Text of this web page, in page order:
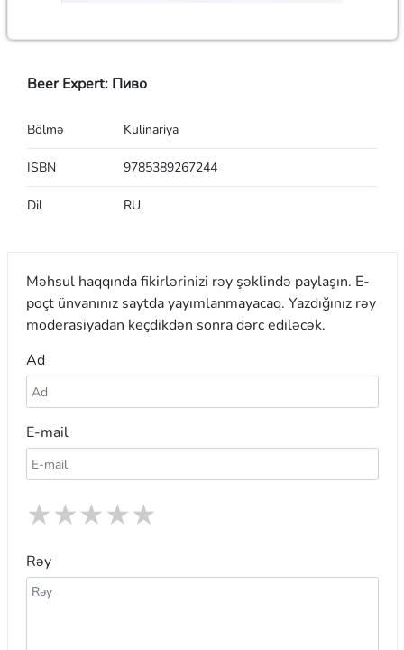
Beer Expert: Пиво
Bölmə Kulinariya
ISBN 9785389267244
Dil RU
Məhsul haqqında fikirlərinizi rəy şəklində paylaşın. E-
poçt ünvanınız saytda yayımlanmayacaq. Yazdığınız rəy
moderasiyadan keçdikdən sonra dərc ediləcək.
Ad
E-mail
★
★
★
★
★
Rəy